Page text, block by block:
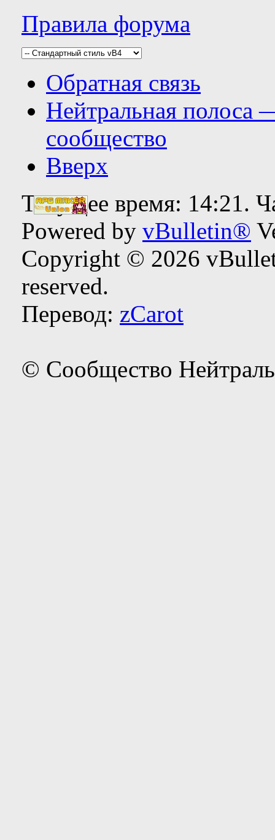
Правила форума
Обратная связь
Нейтральная полоса
сообщество
Вверх
Текущее время: 14:21.
Powered by vBulletin®
Copyright © 2026
reserved.
Перевод: zCarot
© Сообщество